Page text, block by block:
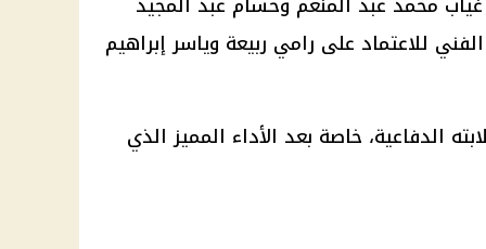
للاعتماد على رامي ربيعة وياسر إبراهيم
الدفاعية، خاصة بعد الأداء المميز الذي